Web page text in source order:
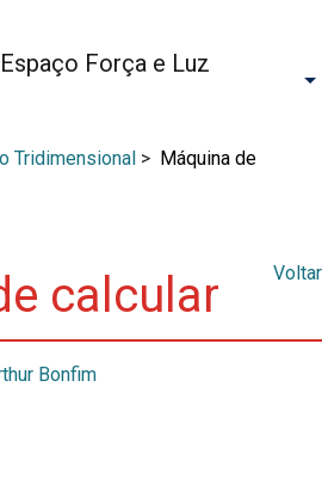
Tridimensional > Máquina de
calcular Voltar
Bonfim